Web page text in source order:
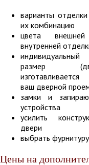
варианты
их комбинацию
цвета
внутренней
индивидуальный
размер
ваш дверной
замки и
устройства
усилить
двери
выбрать фурнитуру
Цены на